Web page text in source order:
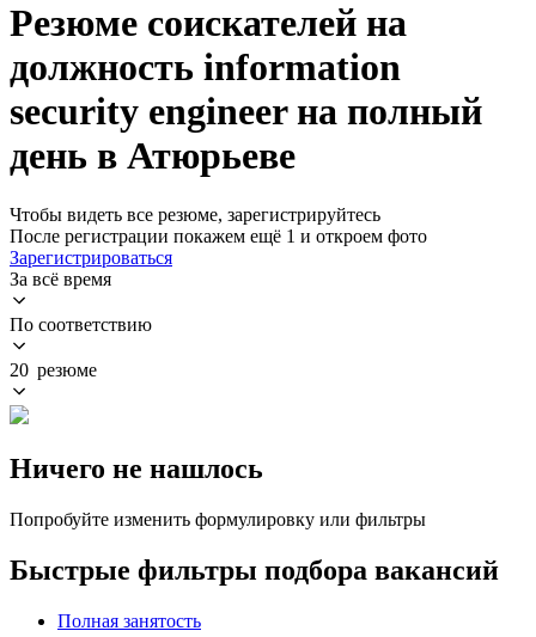
Резюме соискателей на
должность information
security engineer на полный
день в Атюрьеве
Чтобы видеть все резюме, зарегистрируйтесь
После регистрации покажем ещё 1 и откроем фото
Зарегистрироваться
За всё время
По соответствию
20 резюме
Ничего не нашлось
Попробуйте изменить формулировку или фильтры
Быстрые фильтры подбора вакансий
Полная занятость